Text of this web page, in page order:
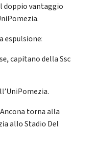
doppio vantaggio
espulsione:
capitano della Ssc
torna alla
allo Stadio Del